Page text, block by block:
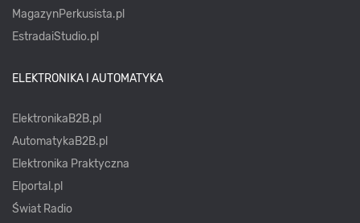
MagazynPerkusista.pl
EstradaiStudio.pl
ELEKTRONIKA I AUTOMATYKA
ElektronikaB2B.pl
AutomatykaB2B.pl
Elektronika Praktyczna
Elportal.pl
Świat Radio